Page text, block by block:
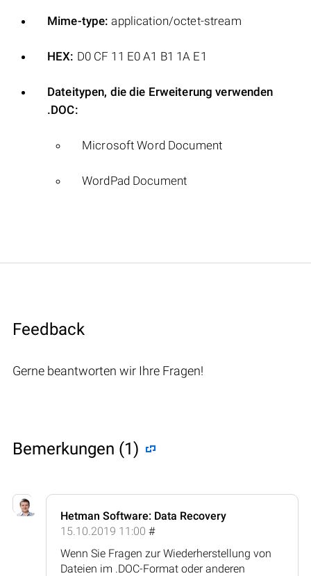
Mime-type: application/octet-stream
HEX: D0 CF 11 E0 A1 B1 1A E1
Dateitypen, die die Erweiterung verwenden
.DOC:
Microsoft Word Document
WordPad Document
Feedback
Gerne beantworten wir Ihre Fragen!
Bemerkungen (1)
Hetman Software: Data Recovery
15.10.2019 11:00 #
Wenn Sie Fragen zur Wiederherstellung von
Dateien im .DOC-Format oder anderen